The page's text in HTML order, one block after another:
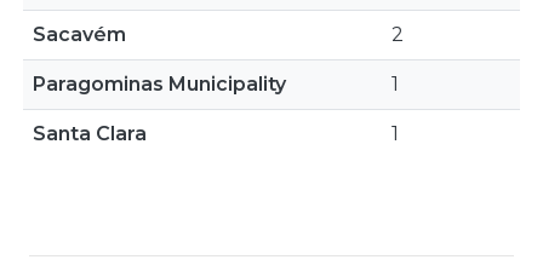
Sacavém 2
Paragominas Municipality 1
Santa Clara 1